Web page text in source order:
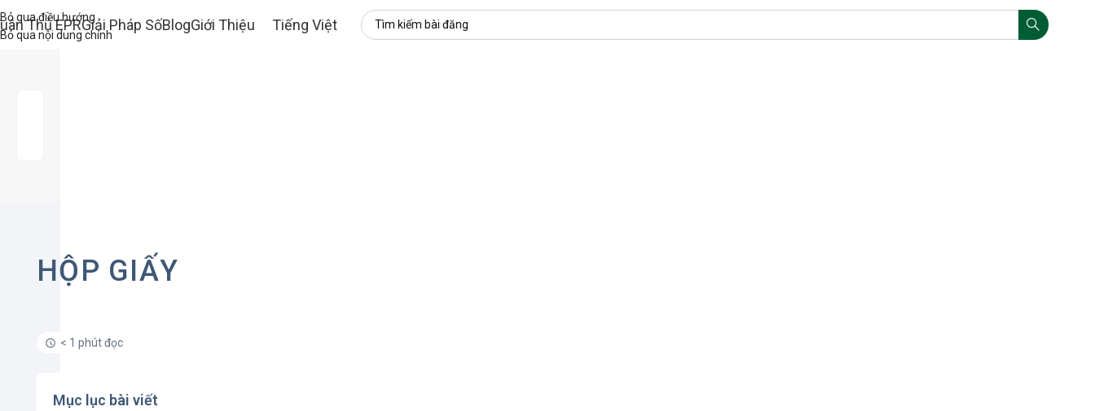
Bỏ qua điều hướng
Bỏ qua nội dung chính
Thủ EPRGiải Pháp SốBlogGiới Thiệu Tiếng Việt
HỘP GIẤY
< 1 phút đọc
Mục lục bài viết